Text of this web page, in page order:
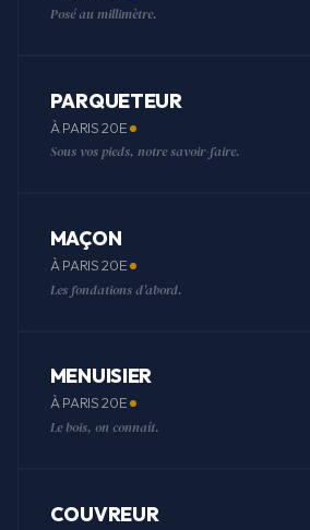
Posé au millimètre.
PARQUETEUR
À PARIS 20E
Sous vos pieds, notre savoir-faire.
MAÇON
À PARIS 20E
Les fondations d'abord.
MENUISIER
À PARIS 20E
Le bois, on connaît.
COUVREUR